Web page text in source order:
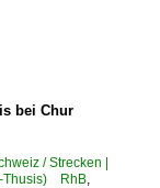
bei Chur
/ Strecken |
RhB